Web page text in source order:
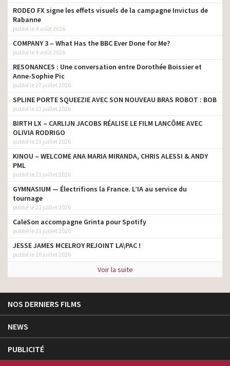
RODEO FX signe les effets visuels de la campagne Invictus de
Rabanne
publié le 4 août 2026
COMPANY 3 – What Has the BBC Ever Done for Me?
publié le 4 août 2026
RESONANCES : Une conversation entre Dorothée Boissier et
Anne-Sophie Pic
publié le 27 juillet 2026
SPLINE PORTE SQUEEZIE AVEC SON NOUVEAU BRAS ROBOT : BOB
publié le 23 juillet 2026
BIRTH LX – CARLIJN JACOBS RÉALISE LE FILM LANCÔME AVEC
OLIVIA RODRIGO
publié le 23 juillet 2026
KINOU – WELCOME ANA MARIA MIRANDA, CHRIS ALESSI & ANDY
PML
publié le 21 juillet 2026
GYMNASIUM — Électrifions la France. L’IA au service du
tournage
publié le 21 juillet 2026
CaleSon accompagne Grinta pour Spotify
publié le 21 juillet 2026
JESSE JAMES MCELROY REJOINT LA\PAC !
publié le 20 juillet 2026
Voir la suite
NOS DERNIERS FILMS
NEWS
PUBLICITÉ